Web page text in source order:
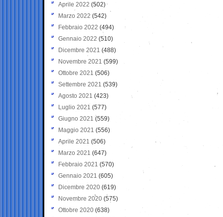
Aprile 2022 (502)
Marzo 2022 (542)
Febbraio 2022 (494)
Gennaio 2022 (510)
Dicembre 2021 (488)
Novembre 2021 (599)
Ottobre 2021 (506)
Settembre 2021 (539)
Agosto 2021 (423)
Luglio 2021 (577)
Giugno 2021(559)
Maggio 2021 (556)
Aprile 2021 (506)
Marzo 2021 (647)
Febbraio 2021 (570)
Gennaio 2021 (605)
Dicembre 2020 (619)
Novembre 2020 (575)
Ottobre 2020 (638)